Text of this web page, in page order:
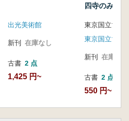
出光美術館
新刊 在庫なし
古書 2 点
1,425 円~
四寺のみほ
東京国立博
東京国立博物
新刊 在庫なし
古書 2 点
550 円~